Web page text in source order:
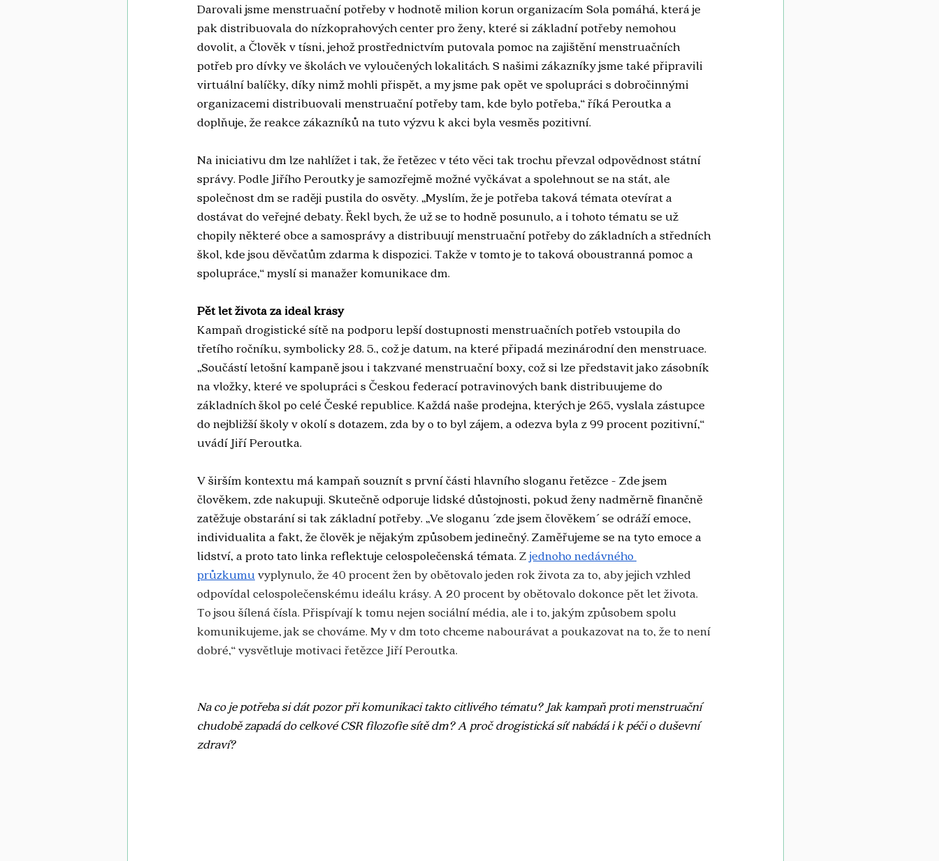
Darovali jsme menstruační potřeby v hodnotě milion korun organizacím Sola pomáhá, která je
pak distribuovala do nízkoprahových center pro ženy, které si základní potřeby nemohou
dovolit, a Člověk v tísni, jehož prostřednictvím putovala pomoc na zajištění menstruačních
potřeb pro dívky ve školách ve vyloučených lokalitách. S našimi zákazníky jsme také připravili
virtuální balíčky, díky nimž mohli přispět, a my jsme pak opět ve spolupráci s dobročinnými
organizacemi distribuovali menstruační potřeby tam, kde bylo potřeba,“ říká Peroutka a
doplňuje, že reakce zákazníků na tuto výzvu k akci byla vesměs pozitivní.
Na iniciativu dm lze nahlížet i tak, že řetězec v této věci tak trochu převzal odpovědnost státní
správy. Podle Jiřího Peroutky je samozřejmě možné vyčkávat a spolehnout se na stát, ale
společnost dm se raději pustila do osvěty. „Myslím, že je potřeba taková témata otevírat a
dostávat do veřejné debaty. Řekl bych, že už se to hodně posunulo, a i tohoto tématu se už
chopily některé obce a samosprávy a distribuují menstruační potřeby do základních a středních
škol, kde jsou děvčatům zdarma k dispozici. Takže v tomto je to taková oboustranná pomoc a
spolupráce,“ myslí si manažer komunikace dm.
Pět let života za ideál krásy
Kampaň drogistické sítě na podporu lepší dostupnosti menstruačních potřeb vstoupila do
třetího ročníku, symbolicky 28. 5., což je datum, na které připadá mezinárodní den menstruace.
„Součástí letošní kampaně jsou i takzvané menstruační boxy, což si lze představit jako zásobník
na vložky, které ve spolupráci s Českou federací potravinových bank distribuujeme do
základních škol po celé České republice. Každá naše prodejna, kterých je 265, vyslala zástupce
do nejbližší školy v okolí s dotazem, zda by o to byl zájem, a odezva byla z 99 procent pozitivní,“
uvádí Jiří Peroutka.
V širším kontextu má kampaň souznít s první části hlavního sloganu řetězce - Zde jsem
člověkem, zde nakupuji. Skutečně odporuje lidské důstojnosti, pokud ženy nadměrně finančně
zatěžuje obstarání si tak základní potřeby. „Ve sloganu ´zde jsem člověkem´ se odráží emoce,
individualita a fakt, že člověk je nějakým způsobem jedinečný. Zaměřujeme se na tyto emoce a
lidství, a proto tato linka reflektuje celospolečenská témata. Z jednoho nedávného
průzkumu vyplynulo, že 40 procent žen by obětovalo jeden rok života za to, aby jejich vzhled
odpovídal celospolečenskému ideálu krásy. A 20 procent by obětovalo dokonce pět let života.
To jsou šílená čísla. Přispívají k tomu nejen sociální média, ale i to, jakým způsobem spolu
komunikujeme, jak se chováme. My v dm toto chceme nabourávat a poukazovat na to, že to není
dobré,“ vysvětluje motivaci řetězce Jiří Peroutka.
Na co je potřeba si dát pozor při komunikaci takto citlivého tématu? Jak kampaň proti menstruační
chudobě zapadá do celkové CSR filozofie sítě dm? A proč drogistická síť nabádá i k péči o duševní
zdraví?